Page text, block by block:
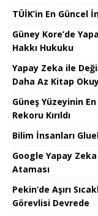
TÜİK’in En Güncel
Güney Kore’de
Hakkı Hukuku
Yapay Zeka ile
Daha Az Kitap
Güneş Yüzeyinin
Rekoru Kırıldı
Bilim İnsanları
Google Yapay
Ataması
Pekin’de Aşırı
Görevlisi Devrede